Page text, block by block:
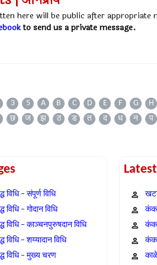
here will be public after appropriate
to send us a private message.
3 5 A B C D E F G
H
छ ज झ ठ ड त द ध न प
विधि – संपूर्ण विधि
विधि – गोदान विधि
विधि – काञ्चनपुरुषदान विधि
विधि – शय्यादान विधि
विधि – मुख्य चरण